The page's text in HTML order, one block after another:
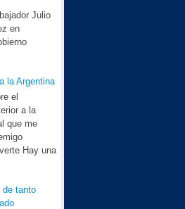
Julio
en
la Argentina
el
a la
que me
Hay una
de tanto